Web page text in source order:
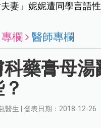
夫妻」妮妮遭同學言語
專欄 醫師專欄
科藥膏母
醫生 | 發表日期：2018-12-26